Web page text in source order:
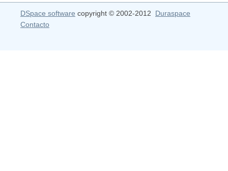
DSpace software copyright © 2002-2012 Duraspace
Contacto